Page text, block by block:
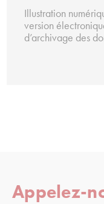
Illustration
version
d’archivage des
Appelez-